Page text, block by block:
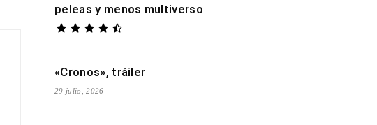
peleas y menos multiverso
«Cronos», tráiler
29 julio, 2026